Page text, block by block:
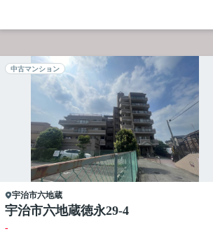
中古マンション
宇治市六地蔵
宇治市六地蔵徳永29-4
-